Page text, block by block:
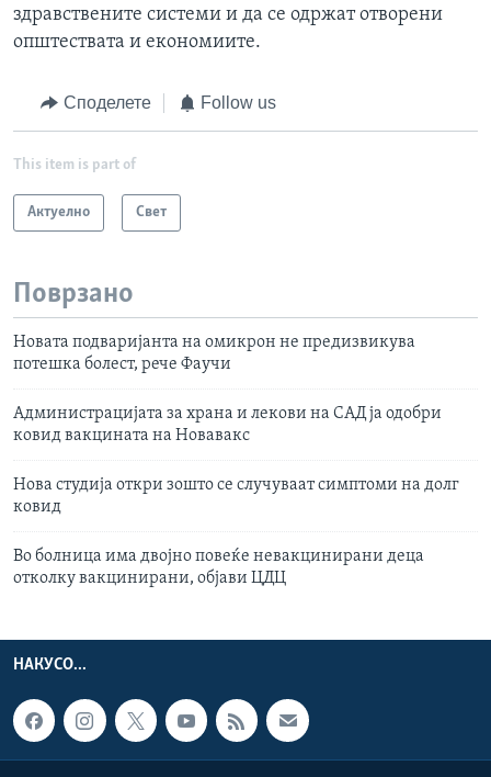
здравствените системи и да се одржат отворени
општествата и економиите.
Споделете Follow us
This item is part of
Актуелно Свет
Поврзано
Новата подваријанта на омикрон не предизвикува
потешка болест, рече Фаучи
Администрацијата за храна и лекови на САД ја одобри
ковид вакцината на Новавакс
Нова студија откри зошто се случуваат симптоми на долг
ковид
Во болница има двојно повеќе невакцинирани деца
отколку вакцинирани, објави ЦДЦ
НАКУСО...